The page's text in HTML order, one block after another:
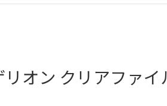
オン クリアファ